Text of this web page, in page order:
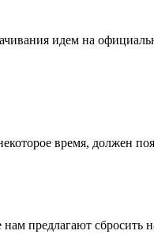
идем на
время, должен
предлагают